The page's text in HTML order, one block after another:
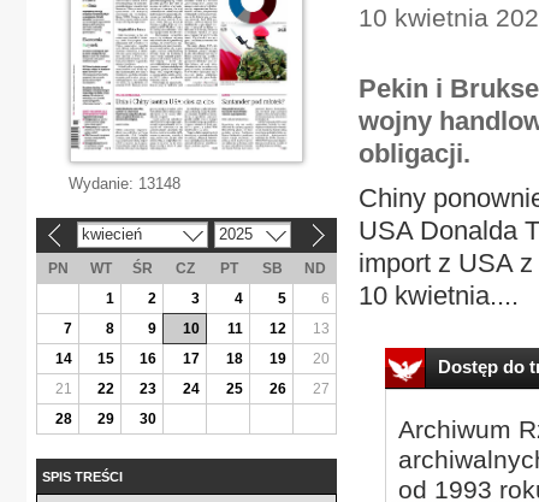
10 kwietnia
Pekin i
wojny
obligacji.
Chiny
USA Donalda
import z USA
10 kwietnia....
Dostęp do
Archiwum
od 1993
Wydanie: 13148
kwiecień 2025
PN WT ŚR CZ PT SB
ND
1
2 3 4 5
6
7
8 9 10 11 12
13
14
15 16 17 18 19
20
21
22 23 24 25 26
27
28
29 30
SPIS TREŚCI